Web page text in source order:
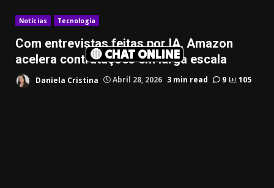
🔴 CHAT ONLINE
Notícias Tecnologia
Com entrevistas feitas por IA, Amazon
acelera contratações em larga escala
Daniela Cristina Abril 28, 2026 3 min read 9 105